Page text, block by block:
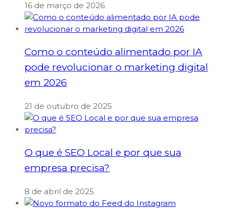
16 de março de 2026
Como o conteúdo alimentado por IA
pode revolucionar o marketing digital
em 2026
21 de outubro de 2025
O que é SEO Local e por que sua
empresa precisa?
8 de abril de 2025